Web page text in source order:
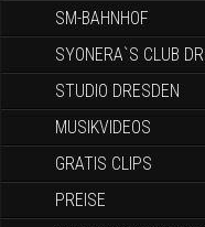
SM-BAHNHOF
SYONERA`S CLUB
STUDIO DRESDEN
MUSIKVIDEOS
GRATIS CLIPS
PREISE